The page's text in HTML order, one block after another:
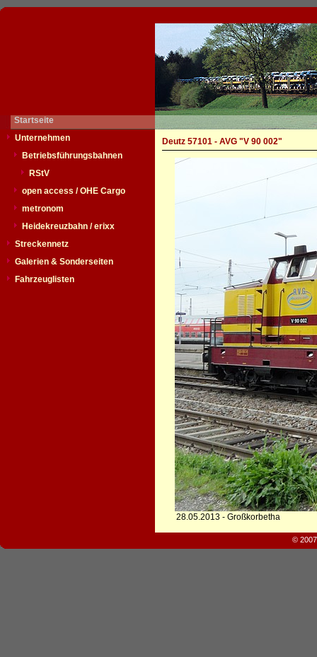
Startseite
Unternehmen
Betriebsführungsbahnen
RStV
open access / OHE Cargo
metronom
Heidekreuzbahn / erixx
Streckennetz
Galerien & Sonderseiten
Fahrzeuglisten
Deutz 57101 - AVG "V 90 002"
28.05.2013 - Großkorbetha
©